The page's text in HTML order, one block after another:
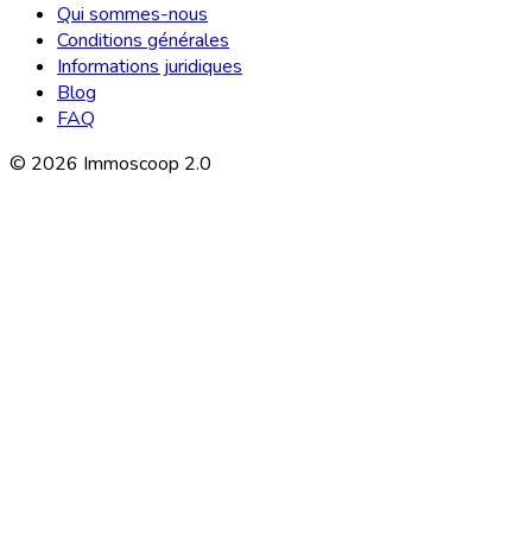
Qui sommes-nous
Conditions générales
Informations juridiques
Blog
FAQ
© 2026 Immoscoop 2.0